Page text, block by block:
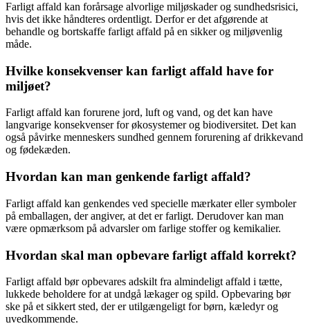
Farligt affald kan forårsage alvorlige miljøskader og sundhedsrisici,
hvis det ikke håndteres ordentligt. Derfor er det afgørende at
behandle og bortskaffe farligt affald på en sikker og miljøvenlig
måde.
Hvilke konsekvenser kan farligt affald have for
miljøet?
Farligt affald kan forurene jord, luft og vand, og det kan have
langvarige konsekvenser for økosystemer og biodiversitet. Det kan
også påvirke menneskers sundhed gennem forurening af drikkevand
og fødekæden.
Hvordan kan man genkende farligt affald?
Farligt affald kan genkendes ved specielle mærkater eller symboler
på emballagen, der angiver, at det er farligt. Derudover kan man
være opmærksom på advarsler om farlige stoffer og kemikalier.
Hvordan skal man opbevare farligt affald korrekt?
Farligt affald bør opbevares adskilt fra almindeligt affald i tætte,
lukkede beholdere for at undgå lækager og spild. Opbevaring bør
ske på et sikkert sted, der er utilgængeligt for børn, kæledyr og
uvedkommende.